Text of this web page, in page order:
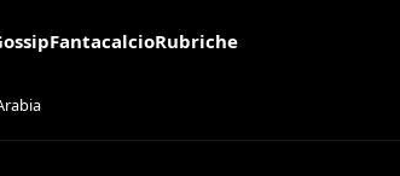
FantacalcioRubriche